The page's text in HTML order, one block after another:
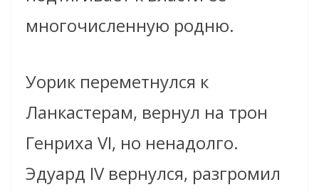
многочисленную родню.
Уорик переметнулся к
Ланкастерам, вернул на трон
Генриха VI, но ненадолго.
Эдуард IV вернулся, разгромил